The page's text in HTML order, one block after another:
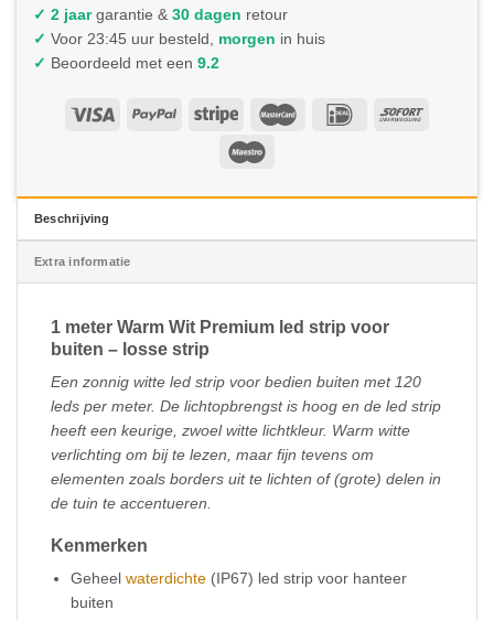
✓ 2 jaargarantie & 30 dagen retour
✓ Voor 23:45 uur besteld, morgen in huis
✓ Beoordeeld met een 9.2
Beschrijving
Extra informatie
1 meter Warm Wit Premium led strip voor
buiten – losse strip
Een zonnig witte led strip voor bedien buiten met 120
leds per meter. De lichtopbrengst is hoog en de led strip
heeft een keurige, zwoel witte lichtkleur. Warm witte
verlichting om bij te lezen, maar fijn tevens om
elementen zoals borders uit te lichten of (grote) delen in
de tuin te accentueren.
Kenmerken
Geheelwaterdichte (IP67) led strip voor hanteer
buiten